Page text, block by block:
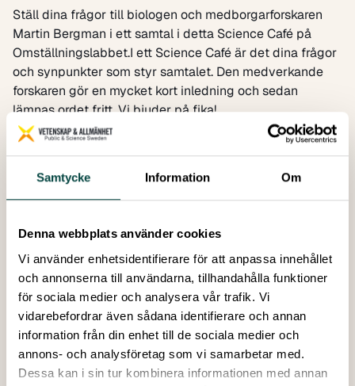
Samtycke Information Om
Denna webbplats använder cookies
Vi använder enhetsidentifierare för att anpassa innehållet
och annonserna till användarna, tillhandahålla funktioner
för sociala medier och analysera vår trafik. Vi
vidarebefordrar även sådana identifierare och annan
information från din enhet till de sociala medier och
annons- och analysföretag som vi samarbetar med.
Dessa kan i sin tur kombinera informationen med annan
Ställ dina frågor till biologen och medborgarforskaren
Martin Bergman i ett samtal i detta Science Café på
Omställningslabbet.I ett Science Café är det dina frågor
och synpunkter som styr samtalet. Den medverkande
forskaren gör en mycket kort inledning och sedan
lämnas ordet fritt. Vi bjuder på fika!
Lördag 5 april, kl 11:00 – 11:45
Söndag 6 april, kl. 13:00 – 13:45
Medverkande
Martin Bergman, biolog och medborgarforskare bl.a.
Moderator:Lotta Waesterberg Tomasson,
kommunikationsansvarig på Vetenskap & Allmänhet,
arbetar med att öka medvetenheten om
medborgarforskning och stärka dess ställning samt att
sprida Science café-metoden.